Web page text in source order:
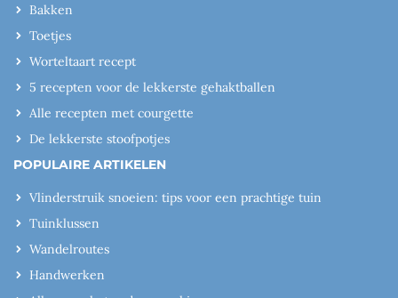
Bakken
Toetjes
Worteltaart recept
5 recepten voor de lekkerste gehaktballen
Alle recepten met courgette
De lekkerste stoofpotjes
POPULAIRE ARTIKELEN
Vlinderstruik snoeien: tips voor een prachtige tuin
Tuinklussen
Wandelroutes
Handwerken